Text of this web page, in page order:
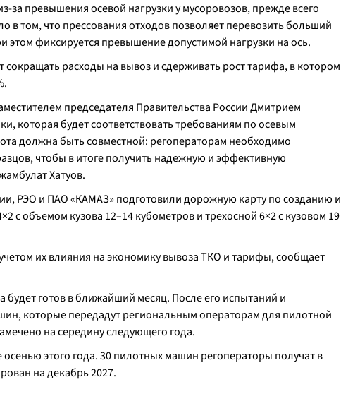
за превышения осевой нагрузки у мусоровозов, прежде всего
в том, что прессования отходов позволяет перевозить больший
этом фиксируется превышение допустимой нагрузки на ось.
сокращать расходы на вывоз и сдерживать рост тарифа, в котором
председателя Правительства России Дмитрием
которая будет соответствовать требованиям по осевым
должна быть совместной: регоператорам необходимо
чтобы в итоге получить надежную и эффективную
Хатуов.
РЭО и ПАО «КАМАЗ» подготовили дорожную карту по созданию и
с объемом кузова 12–14 кубометров и трехосной 6×2 с кузовом 19
их влияния на экономику вывоза ТКО и тарифы, сообщает
будет готов в ближайший месяц. После его испытаний и
которые передадут региональным операторам для пилотной
на середину следующего года.
этого года. 30 пилотных машин регоператоры получат в
на декабрь 2027.